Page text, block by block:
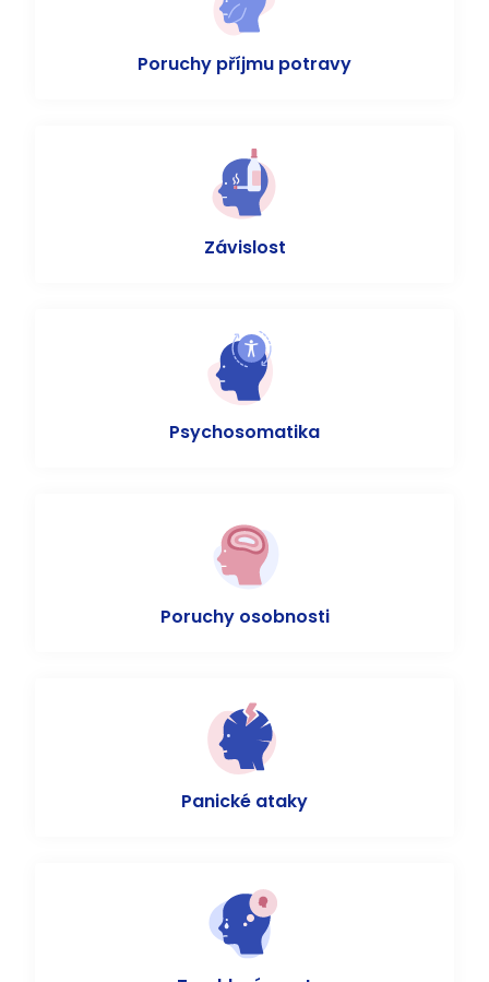
Poruchy příjmu potravy
Závislost
Psychosomatika
Poruchy osobnosti
Panické ataky